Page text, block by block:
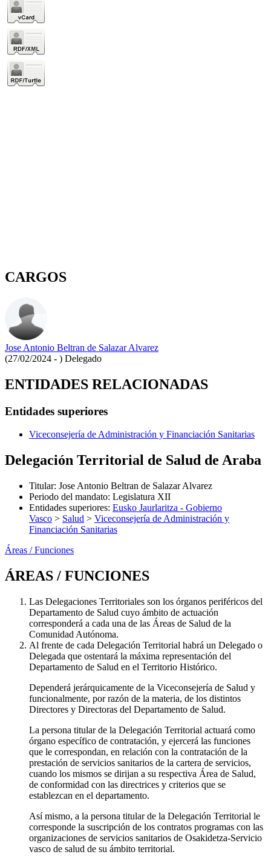
CARGOS
Jose Antonio Beltran de Salazar Alvarez
(27/02/2024 - ) Delegado
ENTIDADES RELACIONADAS
Entidades superiores
Viceconsejería de Administración y Financiación Sanitarias
Delegación Territorial de Salud de Araba
Titular: Jose Antonio Beltran de Salazar Alvarez
Periodo del mandato: Legislatura XII
Entidades superiores: Eusko Jaurlaritza - Gobierno
Vasco > Salud > Viceconsejería de Administración y
Financiación Sanitarias
Áreas / Funciones
ÁREAS / FUNCIONES
Las Delegaciones Territoriales son los órganos periféricos del
Departamento de Salud cuyo ámbito de actuación
corresponderá a cada una de las Áreas de Salud de la
Comunidad Autónoma.
Al frente de cada Delegación Territorial habrá un Delegado o
Delegada que ostentará la máxima representación del
Departamento de Salud en el Territorio Histórico.
Dependerá jerárquicamente de la Viceconsejería de Salud y
funcionalmente, por razón de la materia, de los distintos
Directores y Directoras del Departamento de Salud.
La persona titular de la Delegación Territorial actuará como
órgano específico de contratación, y ejercerá las funciones
que le correspondan, en relación con la contratación de la
prestación de servicios sanitarios de la cartera de servicios,
cuando los mismos se dirijan a su respectiva Área de Salud,
de conformidad con las directrices y criterios que se
establezcan en el departamento.
Así mismo, a la persona titular de la Delegación Territorial le
corresponde la suscripción de los contratos programas con las
organizaciones de servicios sanitarios de Osakidetza-Servicio
vasco de salud de su ámbito territorial.